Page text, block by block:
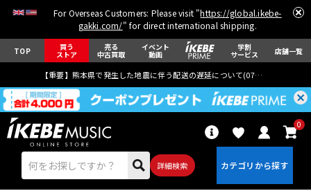
For Overseas Customers: Please visit "https://global.ikebe-
gakki.com/" for direct international shipping.
TOP 買う
ストア
売る
中古買取
イベント
動画
学割
サービス 店舗一覧
【重要】熊本県で発生した地震に伴う配送の遅延について(07月29日
詳細検索
0